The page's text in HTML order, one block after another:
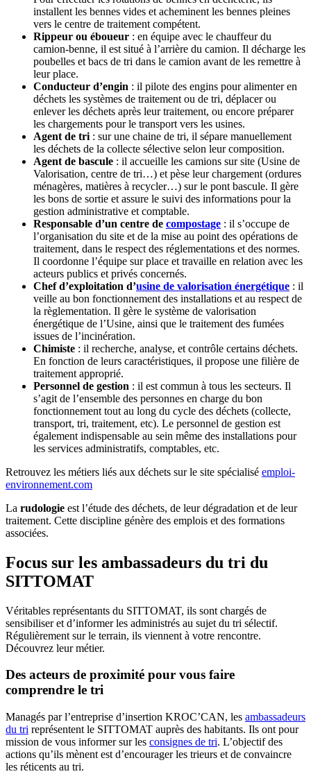
installent les bennes vides et acheminent les bennes pleines
vers le centre de traitement compétent.
Rippeur ou éboueur : en équipe avec le chauffeur du
camion-benne, il est situé à l’arrière du camion. Il décharge les
poubelles et bacs de tri dans le camion avant de les remettre à
leur place.
Conducteur d’engin : il pilote des engins pour alimenter en
déchets les systèmes de traitement ou de tri, déplacer ou
enlever les déchets après leur traitement, ou encore préparer
les chargements pour le transport vers les usines.
Agent de tri : sur une chaine de tri, il sépare manuellement
les déchets de la collecte sélective selon leur composition.
Agent de bascule : il accueille les camions sur site (Usine de
Valorisation, centre de tri…) et pèse leur chargement (ordures
ménagères, matières à recycler…) sur le pont bascule. Il gère
les bons de sortie et assure le suivi des informations pour la
gestion administrative et comptable.
Responsable d’un centre de compostage : il s’occupe de
l’organisation du site et de la mise au point des opérations de
traitement, dans le respect des réglementations et des normes.
Il coordonne l’équipe sur place et travaille en relation avec les
acteurs publics et privés concernés.
Chef d’exploitation d’usine de valorisation énergétique : il
veille au bon fonctionnement des installations et au respect de
la règlementation. Il gère le système de valorisation
énergétique de l’Usine, ainsi que le traitement des fumées
issues de l’incinération.
Chimiste : il recherche, analyse, et contrôle certains déchets.
En fonction de leurs caractéristiques, il propose une filière de
traitement approprié.
Personnel de gestion : il est commun à tous les secteurs. Il
s’agit de l’ensemble des personnes en charge du bon
fonctionnement tout au long du cycle des déchets (collecte,
transport, tri, traitement, etc). Le personnel de gestion est
également indispensable au sein même des installations pour
les services administratifs, comptables, etc.
Retrouvez les métiers liés aux déchets sur le site spécialisé emploi-
environnement.com
La rudologie est l’étude des déchets, de leur dégradation et de leur
traitement. Cette discipline génère des emplois et des formations
associées.
Focus sur les ambassadeurs du tri du
SITTOMAT
Véritables représentants du SITTOMAT, ils sont chargés de
sensibiliser et d’informer les administrés au sujet du tri sélectif.
Régulièrement sur le terrain, ils viennent à votre rencontre.
Découvrez leur métier.
Des acteurs de proximité pour vous faire
comprendre le tri
Managés par l’entreprise d’insertion KROC’CAN, les ambassadeurs
du tri représentent le SITTOMAT auprès des habitants. Ils ont pour
mission de vous informer sur les consignes de tri. L’objectif des
actions qu’ils mènent est d’encourager les trieurs et de convaincre
les réticents au tri.